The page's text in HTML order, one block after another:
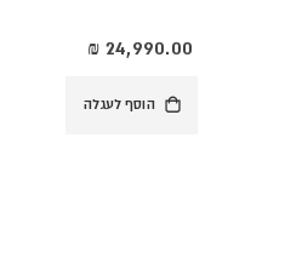
הוסף לעגלה